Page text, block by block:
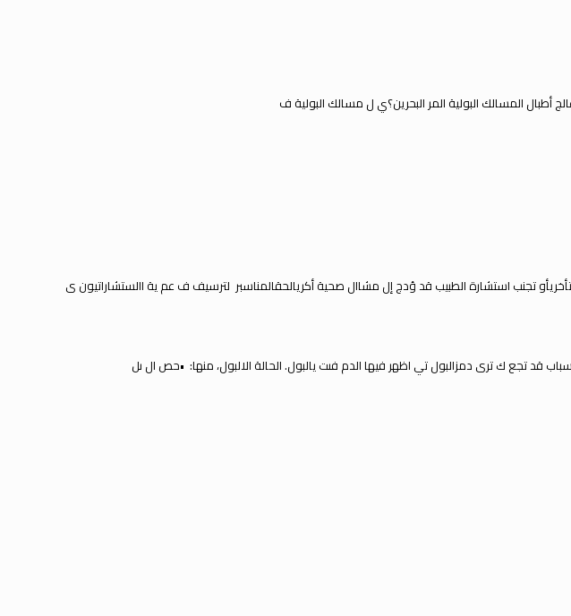
أطبال المسالك البولية المر البحرين؟ي ل مسالك البولية ف
تجنب استشارة الطبيب قد ؤدج إل مشاال صحية أكريالحقالمناسب لترسيف ف عم ية االستشاراتيون ى
قد تجع ك ترى دمزالبول تي اظهر فيها الدم فىتيالبول.الحالة الالبول، منها: •حص ال ىل